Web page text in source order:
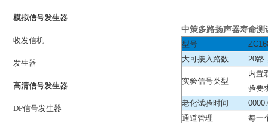
模拟信号发生器
收发信机
发生器
高清信号发生器
DP信号发生器
中策多路扬声器寿命测
型号
大可接入路数
20路
实验信号类型
内置
验要
老化试验时间
通道管理
每一